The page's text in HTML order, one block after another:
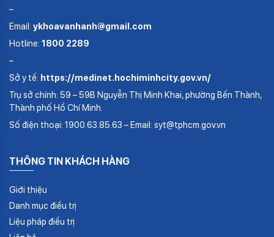
–
Email: ykhoavanhanh@gmail.com
Hotline: 1800 2289
–
Sở y tế: https://medinet.hochiminhcity.gov.vn/
Trụ sở chính: 59 – 59B Nguyễn Thị Minh Khai, phường Bến Thành,
Thành phố Hồ Chí Minh.
Số điện thoại: 1900.63.85.63 – Email: syt@tphcm.gov.vn
THÔNG TIN KHÁCH HÀNG
Giới thiệu
Danh mục điều trị
Liệu pháp điều trị